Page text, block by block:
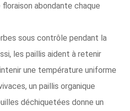
abondante chaque
sous contrôle pendant la
les paillis aident à retenir
une température uniforme
un paillis organique
déchiquetées donne un